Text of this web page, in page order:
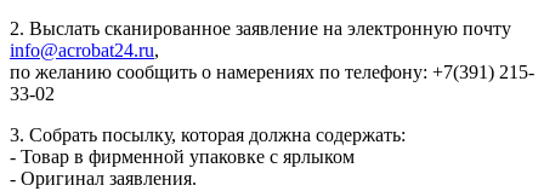
2. Выслать сканированное заявление на электронную почту
info@acrobat24.ru,
по желанию сообщить о намерениях по телефону: +7(391) 215-
33-02
3. Собрать посылку, которая должна содержать:
- Товар в фирменной упаковке с ярлыком
- Оригинал заявления.